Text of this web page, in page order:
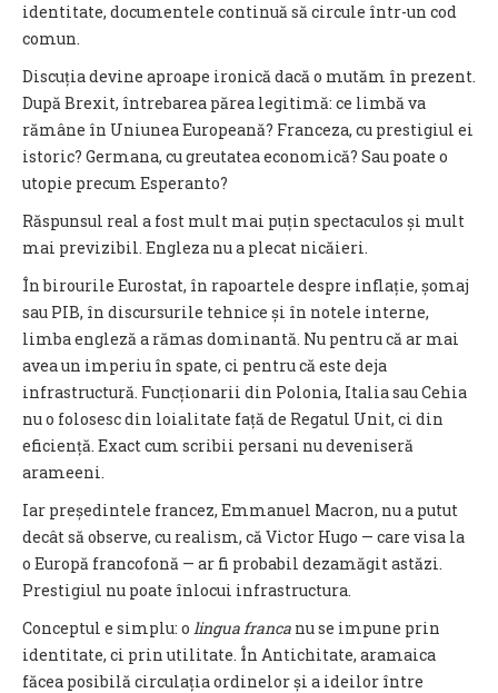
identitate, documentele continuă să circule într-un cod
comun.
Discuția devine aproape ironică dacă o mutăm în prezent.
După Brexit, întrebarea părea legitimă: ce limbă va
rămâne în Uniunea Europeană? Franceza, cu prestigiul ei
istoric? Germana, cu greutatea economică? Sau poate o
utopie precum Esperanto?
Răspunsul real a fost mult mai puțin spectaculos și mult
mai previzibil. Engleza nu a plecat nicăieri.
În birourile Eurostat, în rapoartele despre inflație, șomaj
sau PIB, în discursurile tehnice și în notele interne,
limba engleză a rămas dominantă. Nu pentru că ar mai
avea un imperiu în spate, ci pentru că este deja
infrastructură. Funcționarii din Polonia, Italia sau Cehia
nu o folosesc din loialitate față de Regatul Unit, ci din
eficiență. Exact cum scribii persani nu deveniseră
arameeni.
Iar președintele francez, Emmanuel Macron, nu a putut
decât să observe, cu realism, că Victor Hugo — care visa la
o Europă francofonă — ar fi probabil dezamăgit astăzi.
Prestigiul nu poate înlocui infrastructura.
Conceptul e simplu: o lingua franca nu se impune prin
identitate, ci prin utilitate. În Antichitate, aramaica
făcea posibilă circulația ordinelor și a ideilor între